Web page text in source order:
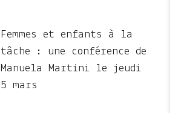
Femmes et enfants à la
tâche : une conférence de
Manuela Martini le jeudi
5 mars